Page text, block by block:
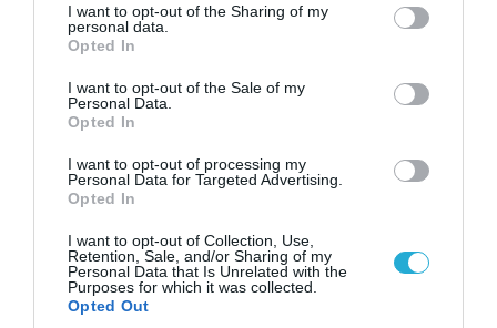
not limited to your visit or usage behaviour. You may click to
grant or deny consent to Google and its third-party tags to
use your data for below specified purposes in below Google
consent section.
I want to opt-out of the Sharing of my
personal data.
Opted In
I want to opt-out of the Sale of my
Personal Data.
Opted In
I want to opt-out of processing my
Personal Data for Targeted Advertising.
Opted In
I want to opt-out of Collection, Use,
Retention, Sale, and/or Sharing of my
Personal Data that Is Unrelated with the
Purposes for which it was collected.
Opted Out
μετά της προσπάθειάς τους
Στρατηγική επένδυση του EFA
GROUP στη Fractal για την
Ελλάδα και Κύπρο
07.08.2026
κατέκαψαν εξοπλισμό των ΗΠΑ
με Ουκρανούς και Αμερικανούς
μισθοφόρους – Δείτε βίντεο